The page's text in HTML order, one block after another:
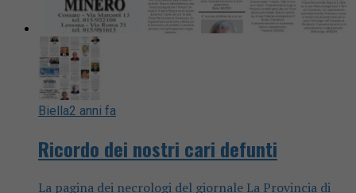
Biella2 anni fa
Ricordo dei nostri cari defunti
La pagina dei necrologi del giornale La Provincia di